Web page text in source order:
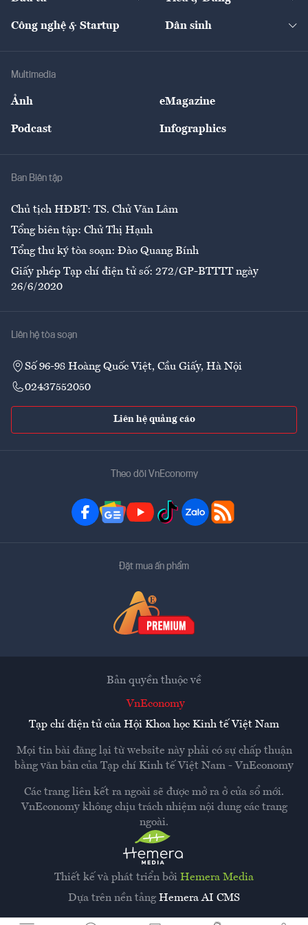
Tư vấn
Thị trường
Nông sản
Giải trí
Công nghệ & Startup Dân sinh
Multimedia
Ảnh eMagazine
Podcast Infographics
Ban Biên tập
Chủ tịch HĐBT: TS. Chử Văn Lâm
Tổng biên tập: Chử Thị Hạnh
Tổng thư ký tòa soạn: Đào Quang Bính
Giấy phép Tạp chí điện tử số: 272/GP-BTTTT ngày
26/6/2020
Liên hệ tòa soạn
Số 96-98 Hoàng Quốc Việt, Cầu Giấy, Hà Nội
02437552050
Liên hệ quảng cáo
Theo dõi VnEconomy
Đặt mua ấn phẩm
Thiết kế và phát triển bởi Hemera Media
Dựa trên nền tảng Hemera AI CMS
Bản quyền thuộc về
VnEconomy
Tạp chí điện tử của Hội Khoa học Kinh tế Việt Nam
Mọi tin bài đăng lại từ website này phải có sự chấp thuận
bằng văn bản của Tạp chí Kinh tế Việt Nam - VnEconomy
Các trang liên kết ra ngoài sẽ được mở ra ở cửa sổ mới.
VnEconomy không chịu trách nhiệm nội dung các trang
ngoài.